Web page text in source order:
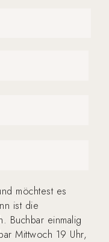
möchtest es
ist die
Buchbar einmalig
Mittwoch 19 Uhr,